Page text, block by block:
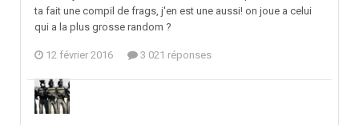
ta fait une compil de frags, j'en est une aussi! on joue a celui
qui a la plus grosse random ?
12 février 2016 3 021 réponses